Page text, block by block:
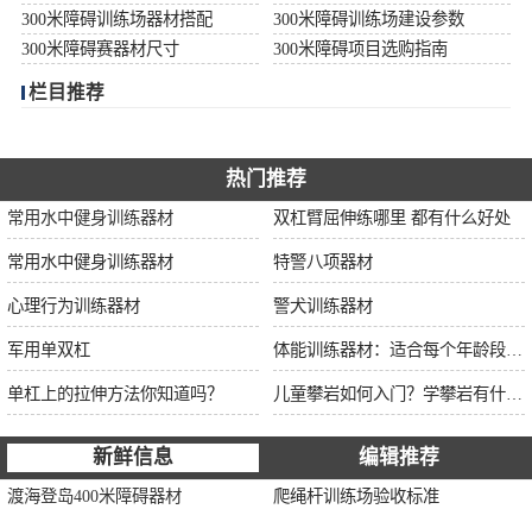
300米障碍训练场器材搭配
300米障碍训练场建设参数
300米障碍赛器材尺寸
300米障碍项目选购指南
栏目推荐
热门推荐
常用水中健身训练器材 双杠臂屈伸练哪里 都有什么好处
常用水中健身训练器材 特警八项器材
心理行为训练器材 警犬训练器材
军用单双杠
单杠上的拉伸方法你知道吗？
新鲜信息 编辑推荐
渡海登岛400米障碍器材 爬绳杆训练场验收标准